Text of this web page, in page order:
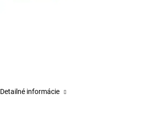
Detailné informácie